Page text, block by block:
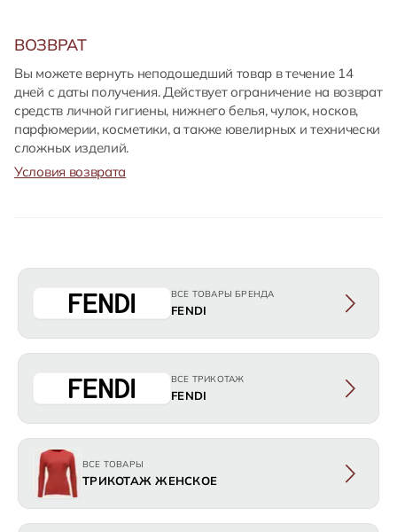
ВОЗВРАТ
Вы можете вернуть неподошедший товар в течение 14
дней с даты получения. Действует ограничение на возврат
средств личной гигиены, нижнего белья, чулок, носков,
парфюмерии, косметики, а также ювелирных и технически
сложных изделий.
Условия возврата
ВСЕ ТОВАРЫ БРЕНДА
FENDI
ВСЕ ТРИКОТАЖ
FENDI
ВСЕ ТОВАРЫ
ТРИКОТАЖ ЖЕНСКОЕ